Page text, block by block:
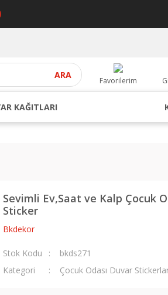
ARA
Favorilerim
KAĞITLARI
Sevimli Ev,Saat ve Kalp Çocuk
Sticker
Bkdekor
Stok Kodu
bkds271
Kategori
Çocuk Odası Duvar